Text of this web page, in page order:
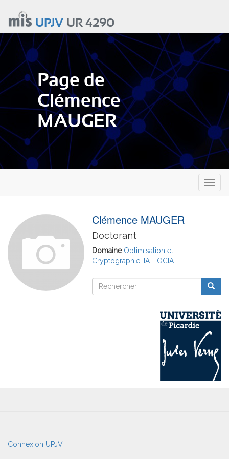
contenu
principal
UPJVUR 4290
Page de
Clémence
MAUGER
Clémence MAUGER
Doctorant
Domaine Optimisation et
Cryptographie, IA - OCIA
Rechercher
Rechercher
User
account
Connexion UPJV